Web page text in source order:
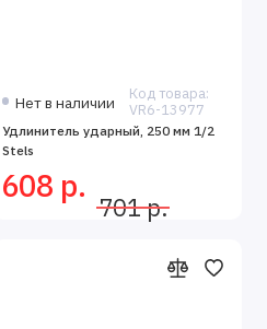
Нет в наличии
Код товара:
VR6-13977
Удлинитель ударный, 250 мм 1/2
Stels
608 р.
701 р.